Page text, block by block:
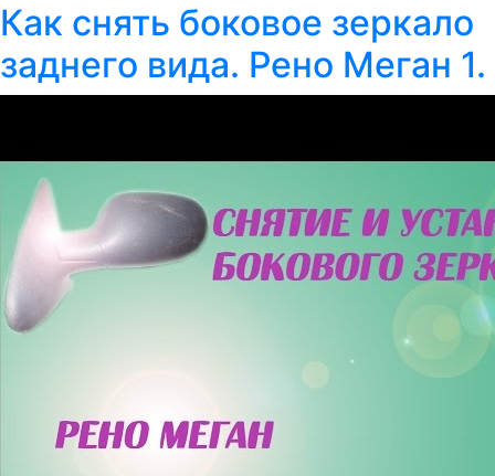
Как снять боковое зеркало
заднего вида. Рено Меган 1.